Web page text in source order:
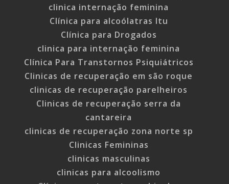
clinica internação feminina
Clínica para alcoólatras Itu
Clínica para Drogados
clinica para internação feminina
Clínica Para Transtornos Psiquiátricos
Clinicas de recuperação em são roque
clinicas de recuperação parelheiros
Clinicas de recuperação serra da
cantareira
clinicas de recuperação zona norte sp
Clinicas Femininas
clinicas masculinas
clinicas para alcoolismo